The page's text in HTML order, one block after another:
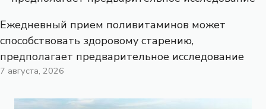
Ежедневный прием поливитаминов может
способствовать здоровому старению,
предполагает предварительное исследование
7 августа, 2026